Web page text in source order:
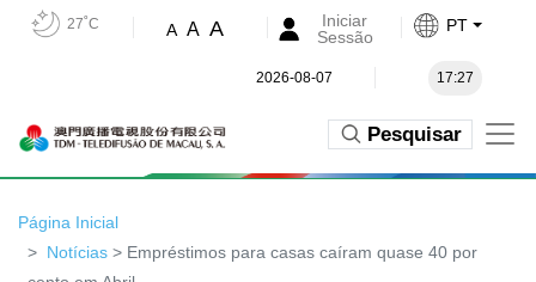
27˚C A A A
Iniciar
Sessão
PT
2026-08-07 17:27
Pesquisar
Página Inicial
Notícias > Empréstimos para casas caíram quase 40 por